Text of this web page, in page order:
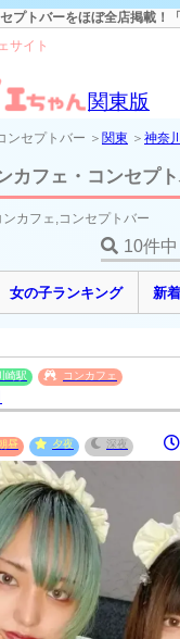
プトバーをほぼ全店掲載！
サイト
関東版
ンセプトバー ＞ 関東 ＞ 神奈川
カフェ・コンセプ
カフェ,コンセプトバー
10件中
女の子ランキング 新
崎駅 コンカフェ
昼
夕夜 深夜